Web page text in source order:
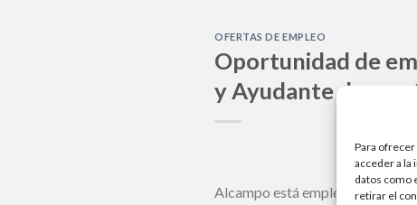
Para
acceder a
datos como
retirar el
OFERTAS DE EMPLEO
Oportunidad de
y Ayudante de
Alcampo está empleando